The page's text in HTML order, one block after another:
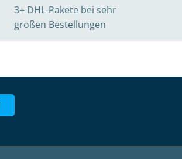
3+ DHL-Pakete bei sehr
großen Bestellungen